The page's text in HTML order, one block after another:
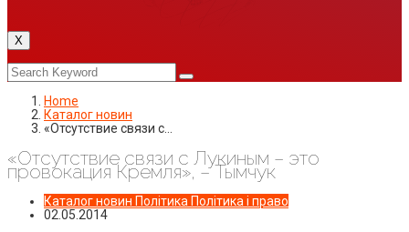
X
Home
Каталог новин
«Отсутствие связи с…
«Отсутствие связи с Лукиным – это
провокация Кремля», – Тымчук
Каталог новин Політика Політика і право
02.05.2014